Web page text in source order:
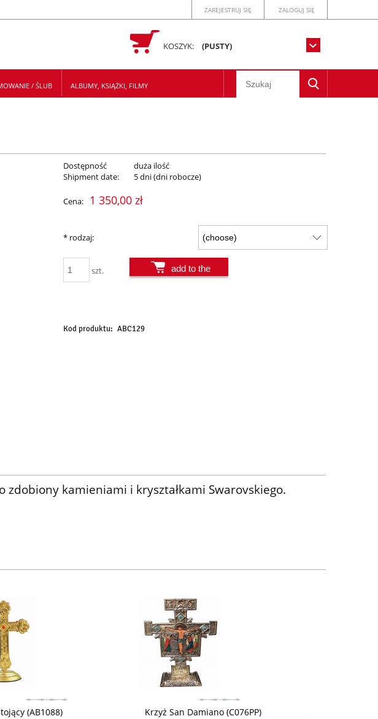
ZAREJESTRUJ SIĘ ZALOGUJ SIĘ
KOSZYK: (PUSTY)
/ ŚLUB ALBUMY, KSIĄŻKI, FILMY
Dostępność
duża ilość
Shipment date:
5 dni (dni robocze)
Cena: 1 350,00 zł
* rodzaj:
szt.
add to the
Kod produktu: ABC129
kamieniami i kryształkami Swarovskiego.
(AB1088) Krzyż San Damiano (C076PP)